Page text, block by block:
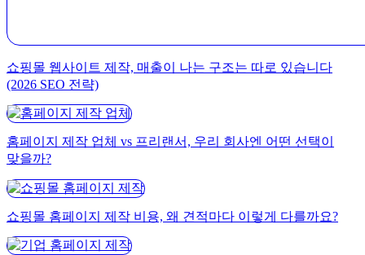
쇼핑몰 웹사이트 제작, 매출이 나는 구조는 따로 있습니다
(2026 SEO 전략)
홈페이지 제작 업체 vs 프리랜서, 우리 회사엔 어떤 선택이
맞을까?
쇼핑몰 홈페이지 제작 비용, 왜 견적마다 이렇게 다를까요?